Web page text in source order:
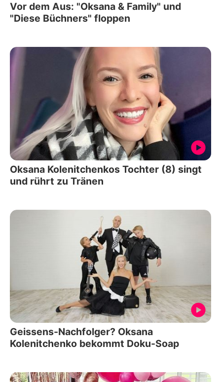
Vor dem Aus: "Oksana & Family" und
"Diese Büchners" floppen
Oksana Kolenitchenkos Tochter (8) singt
und rührt zu Tränen
Geissens-Nachfolger? Oksana
Kolenitchenko bekommt Doku-Soap